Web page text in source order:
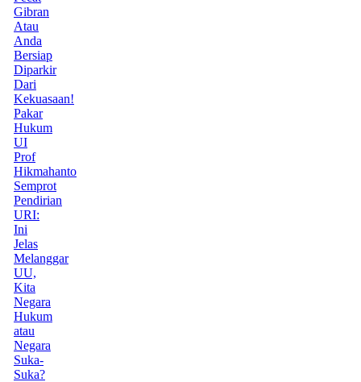
Gibran
Atau
Anda
Bersiap
Diparkir
Dari
Kekuasaan!
Pakar
Hukum
UI
Prof
Hikmahanto
Semprot
Pendirian
URI:
Ini
Jelas
Melanggar
UU,
Kita
Negara
Hukum
atau
Negara
Suka-
Suka?